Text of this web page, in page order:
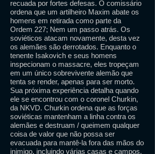
recuada por fortes defesas. O comissário
ordena que um artilheiro Maxim abate os
homens em retirada como parte da
Ordem 227; Nem um passo atrás. Os
soviéticos atacam novamente, desta vez
os alemães são derrotados. Enquanto o
tenente Isakovich e seus homens
inspecionam o massacre, eles tropeçam
em um único sobrevivente alemão que
tenta se render, apenas para ser morto.
Sua próxima experiência detalha quando
ele se encontrou com o coronel Churkin,
da NKVD. Churkin ordena que as forças
soviéticas mantenham a linha contra os
alemães e destruam / queimem qualquer
coisa de valor que não possa ser
evacuada para mantê-la fora das mãos do
inimigo, incluindo várias casas e campos.